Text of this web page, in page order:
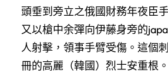
頭垂到旁立之俄國財務年夜臣
又以槍中余彈向伊藤身旁的
人射擊，領事手臂受傷。這個
冊的高麗（韓國）烈士安重根。